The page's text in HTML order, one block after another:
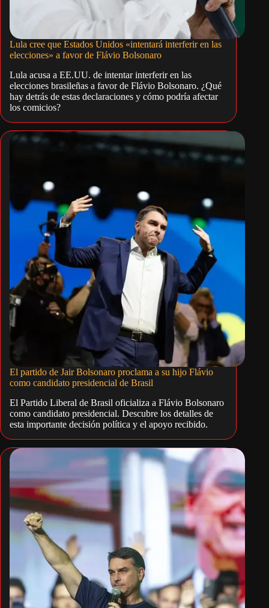
Lula cree que Estados Unidos «intentará interferir en las
elecciones» a favor de Flávio Bolsonaro
Lula acusa a EE.UU. de intentar interferir en las
elecciones brasileñas a favor de Flávio Bolsonaro. ¿Qué
hay detrás de estas declaraciones y cómo podría afectar
los comicios?
El partido de Jair Bolsonaro proclama a su hijo Flávio
como candidato presidencial de Brasil
El Partido Liberal de Brasil oficializa a Flávio Bolsonaro
como candidato presidencial. Descubre los detalles de
esta importante decisión política y el apoyo recibido.